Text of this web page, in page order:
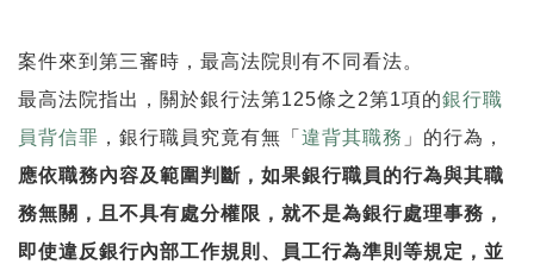
案件來到第三審時，最高法院則有不同看法。
最高法院指出，關於銀行法第125條之2第1項的銀行職
員背信罪 ，銀行職員究竟有無「 違背其職務 」的行為，
應依職務內容及範圍判斷，如果銀行職員的行為與其職
務無關，且不具有處分權限，就不是為銀行處理事務，
即使違反銀行內部工作規則、員工行為準則等規定，並